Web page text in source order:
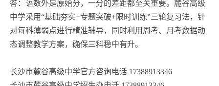
答：语数外是原始分，一分的差距都至关重要。麓谷高级
中学采用“基础夯实+专题突破+限时训练”三轮复习法，针
对每科薄弱点进行精准辅导，同时利用周考、月考数据动
态调整教学方案，确保三科稳中有升。
长沙市麓谷高级中学官方咨询电话 17388913346